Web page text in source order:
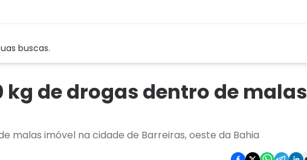
buscas.
kg de drogas dentro de malas
malas imóvel na cidade de Barreiras, oeste da Bahia